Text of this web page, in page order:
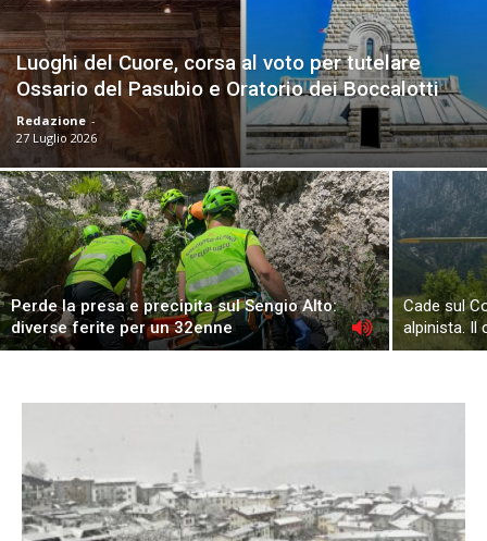
Luoghi del Cuore, corsa al voto per tutelare
Ossario del Pasubio e Oratorio dei Boccalotti
Redazione -
27 Luglio 2026
Perde la presa e precipita sul Sengio Alto:
diverse ferite per un 32enne
Cade sul
alpinista. Il